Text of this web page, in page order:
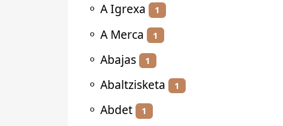
⚬ A Igrexa 1
⚬ A Merca 1
⚬ Abajas 1
⚬ Abaltzisketa 1
⚬ Abdet 1